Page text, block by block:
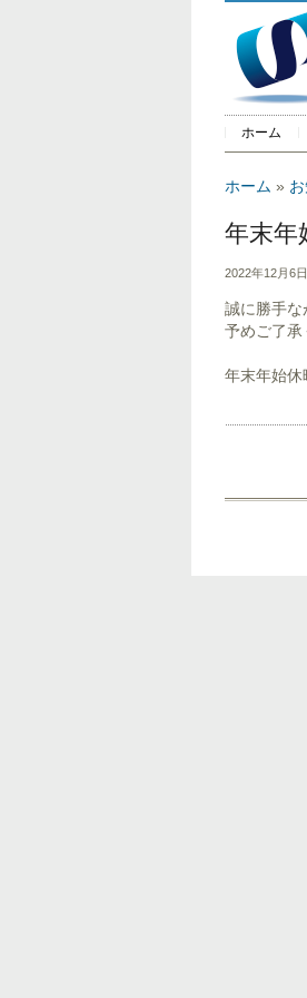
ホーム
ホーム »
年末年
2022年12月6日
誠に勝手な
予めご了承
年末年始